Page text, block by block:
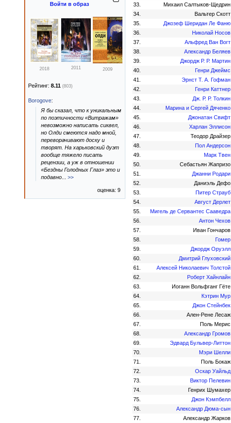
33.
Михаил Салтыков-Щедрин
34.
Вальтер Скотт
35.
Джозеф Шеридан Ле Фаню
36.
Николай Носов
37.
Альфред Ван Вогт
38.
Александр Беляев
39.
Джордж Р. Р. Мартин
40.
Генри Джеймс
41.
Эрнст Т. А. Гофман
42.
Генри Каттнер
43.
Дж. Р. Р. Толкин
44.
Марина и Сергей Дяченко
45.
Джонатан Свифт
46.
Харлан Эллисон
47.
Теодор Драйзер
48.
Пол Андерсон
49.
Марк Твен
50.
Себастьян Жапризо
51.
Джанни Родари
52.
Даниэль Дефо
53.
Питер Страуб
54.
Август Дерлет
55.
Мигель де Сервантес Сааведра
56.
Антон Чехов
57.
Иван Гончаров
58.
Гомер
59.
Джордж Оруэлл
60.
Дмитрий Глуховский
61.
Алексей Николаевич Толстой
62.
Роберт Хайнлайн
63.
Иоганн Вольфганг Гёте
64.
Кэтрин Мур
65.
Джон Стейнбек
66.
Ален-Рене Лесаж
67.
Поль Мерис
68.
Александр Громов
69.
Эдвард Бульвер-Литтон
70.
Мэри Шелли
71.
Поль Бокаж
72.
Оскар Уайльд
73.
Виктор Пелевин
74.
Генрих Шумахер
75.
Джон Кэмпбелл
76.
Александр Дюма-сын
77.
Александр Жарков
Войти в образ
2018 2011 2009
Рейтинг: 8.11 (803)
Borogove:
Я бы сказал, что к уникальным
по поэтичности «Витражам»
невозможно написать сиквел,
но Олди смеются надо мной,
переворачивают доску и
творят. На харьковский дуэт
вообще тяжело писать
рецензии, а уж в отношении
«Бездны Голодных Глаз» это и
подавно
>>
оценка: 9